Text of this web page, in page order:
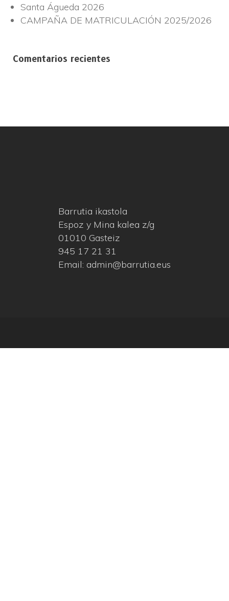
Santa Águeda 2026
CAMPAÑA DE MATRICULACIÓN 2025/2026
Comentarios recientes
Barrutia ikastola
Espoz y Mina kalea z/g
01010 Gasteiz
945 17 21 31
Email: admin@barrutia.eus